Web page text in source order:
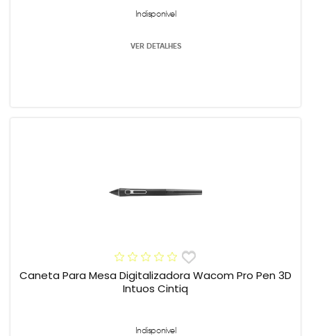
Indisponível
VER DETALHES
Caneta Para Mesa Digitalizadora Wacom Pro Pen 3D
Intuos Cintiq
Indisponível